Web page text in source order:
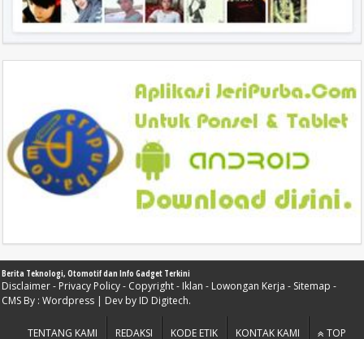
Berita Teknologi, Otomotif dan Info Gadget Terkini
Disclaimer- Privacy Policy- Copyright- Iklan - Lowongan Kerja - Sitemap -
CMS By : Wordpress | Dev by ID Digitech.
TENTANG KAMI REDAKSI KODE ETIK KONTAK KAMI TOP